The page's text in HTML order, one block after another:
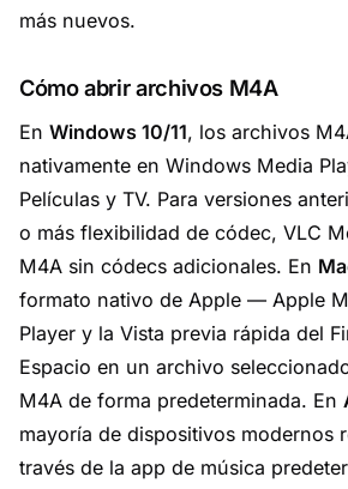
más nuevos.
Cómo abrir archivos M4A
En Windows 10/11, los archivos
nativamente en Windows Media
Películas y TV. Para versiones
o más flexibilidad de códec, VLC
M4A sin códecs adicionales. En
formato nativo de Apple — Apple
Player y la Vista previa rápida del
Espacio en un archivo
M4A de forma predeterminada. En
mayoría de dispositivos modernos
través de la app de música